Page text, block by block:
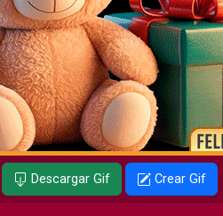
Descargar Gif Crear Gif